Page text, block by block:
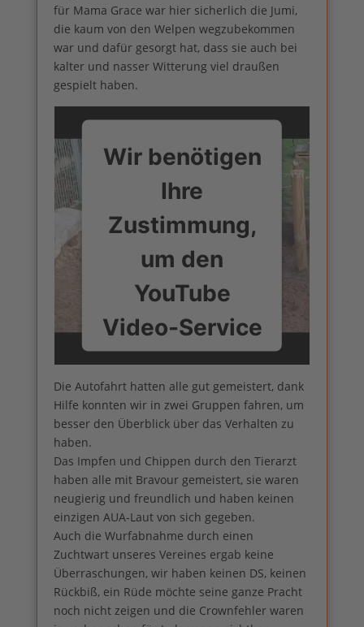
für Mama Grace war hier sicherlich die Jumi,
die kaum von den Welpen wegzubekommen
war und dafür gesorgt hat, dass sie auch bei
kalter und nasser Witterung viel draußen
gespielt haben.
Wir benötigen
Ihre
Zustimmung,
um den
YouTube
Video-Service
zu laden!
Wir verwenden einen Service
eines Drittanbieters, um
Dieser Service kann Daten zu
Ihren Aktivitäten sammeln.
Bitte lesen Sie die Details
durch und stimmen Sie der
Nutzung des Service zu, um
dieses Video anzusehen.
Mehr Informationen
Akzeptieren
Die Autofahrt hatten alle gut gemeistert, dank
Hilfe konnten wir in zwei Gruppen fahren, um
besser den Überblick über das Verhalten zu
haben.
Das Impfen und Chippen durch den Tierarzt
haben alle mit Bravour gemeistert, sie waren
neugierig und freundlich und haben keinen
einzigen AUA-Laut von sich gegeben.
Auch die Wurfabnahme durch einen
Zuchtwart unseres Vereines ergab keine
Überraschungen, wir haben keinen DS, keinen
Rückbiß, ein Rüde möchte seine ganze Pracht
noch nicht zeigen und die Crownfehler waren